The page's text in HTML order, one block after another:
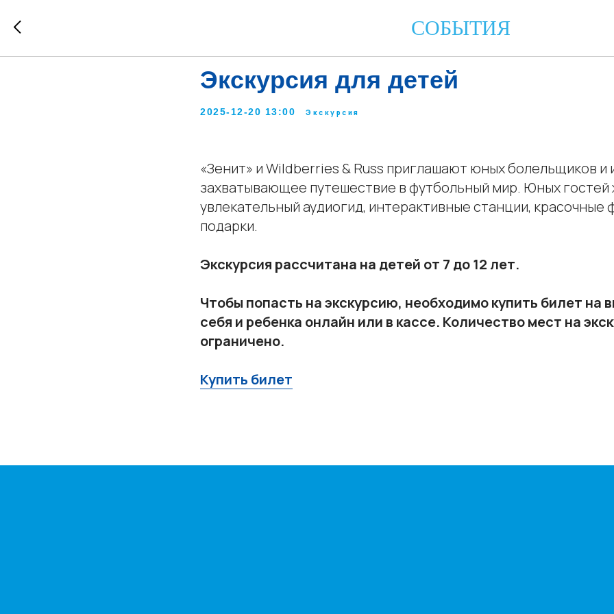
СОБЫТИЯ
Экскурсия для детей
2025-12-20 13:00 Экскурсия
«Зенит» и Wildberries & Russ приглашают юных болельщиков и
захватывающее путешествие в футбольный мир. Юных гостей
увлекательный аудиогид, интерактивные станции, красочные
подарки.
Экскурсия рассчитана на детей от 7 до 12 лет.
Чтобы попасть на экскурсию, необходимо купить билет на
себя и ребенка онлайн или в кассе. Количество мест на
ограничено.
Купить билет